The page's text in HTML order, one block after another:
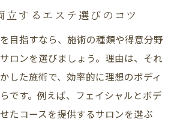
立するエステ選びのコツ
目指すなら、施術の種類や得意分野
ロンを選びましょう。理由は、それ
した施術で、効率的に理想のボディ
です。例えば、フェイシャルとボデ
たコースを提供するサロンを選ぶ